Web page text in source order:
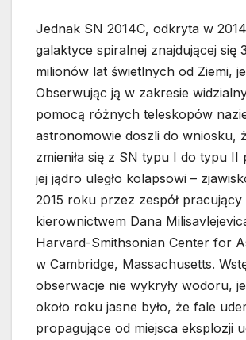
Jednak SN 2014C, odkryta w
galaktyce spiralnej znajdującej się
milionów lat świetlnych od Ziemi,
Obserwując ją w zakresie
pomocą różnych teleskopów
astronomowie doszli do wniosku,
zmieniła się z SN typu I do typu II
jej jądro uległo kolapsowi –
2015 roku przez zespół pracujący
kierownictwem Dana
Harvard-Smithsonian Center for
w Cambridge, Massachusetts.
obserwacje nie wykryły wodoru,
około roku jasne było, że fale
propagujące od miejsca eksplozji